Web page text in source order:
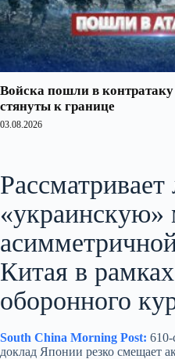
Войска пошли в
стянуты к границе
03.08.2026
«украинскую»
Китая в
оборонного
South China Morning Post:
доклад Японии резко смещает